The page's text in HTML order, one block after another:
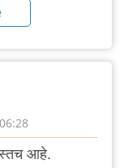
आहे.